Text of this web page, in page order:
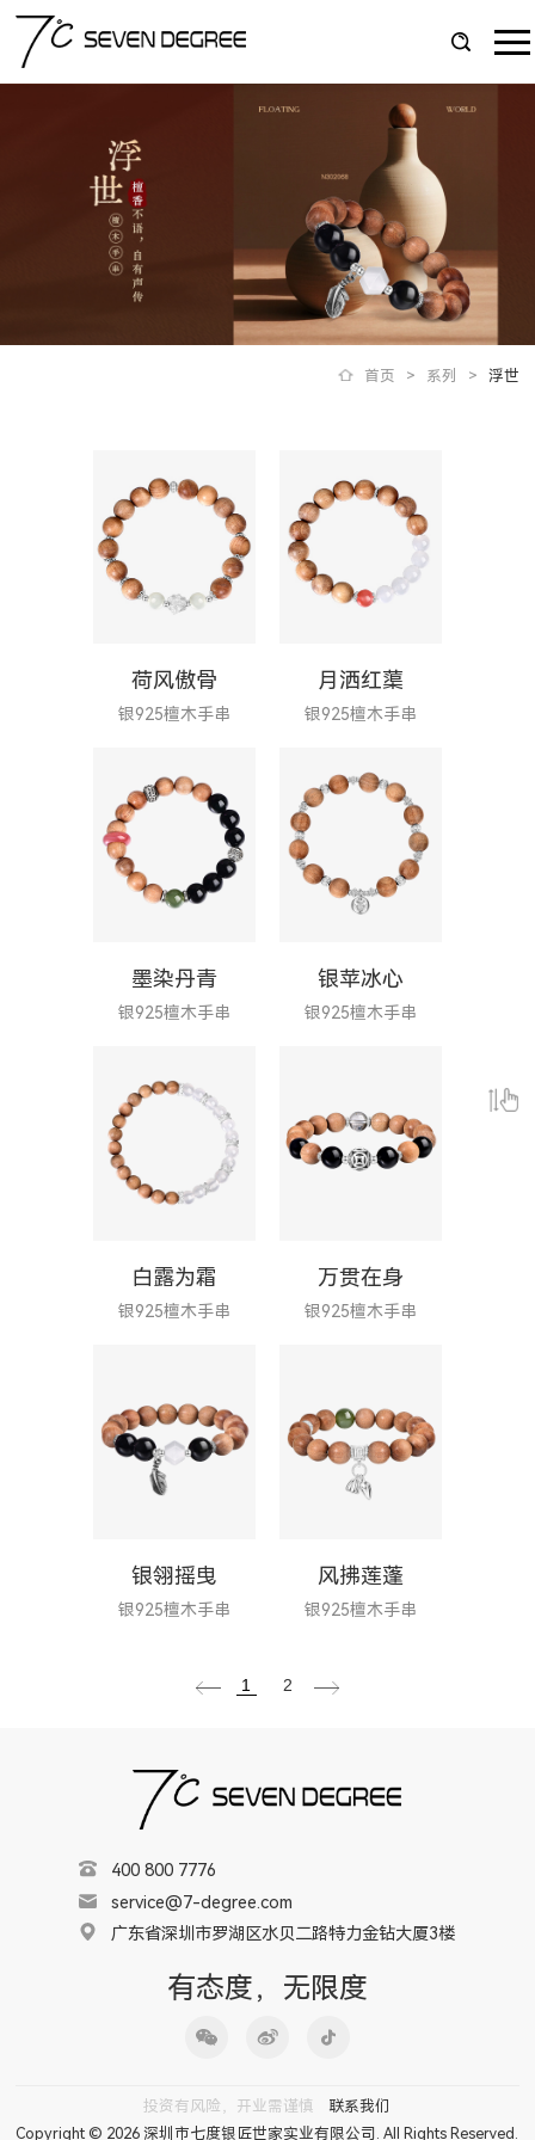
首页 > 系列 > 浮世
荷风傲骨
银925檀木手串
月洒红蕖
银925檀木手串
墨染丹青
银925檀木手串
银苹冰心
银925檀木手串
白露为霜
银925檀木手串
万贯在身
银925檀木手串
银翎摇曳
银925檀木手串
风拂莲蓬
银925檀木手串
1 2
400 800 7776
service@7-degree.com
广东省深圳市罗湖区水贝二路特力金钻大厦3楼
有态度，无限度
投资有风险，开业需谨慎
联系我们
Copyright © 2026 深圳市七度银匠世家实业有限公司. All Rights Reserved.